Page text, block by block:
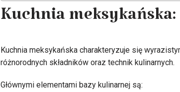
Kuchnia
Kuchnia meksykańska charakteryzuje się
różnorodnych składników oraz technik kulinarnych.
Głównymi elementami bazy kulinarnej są: